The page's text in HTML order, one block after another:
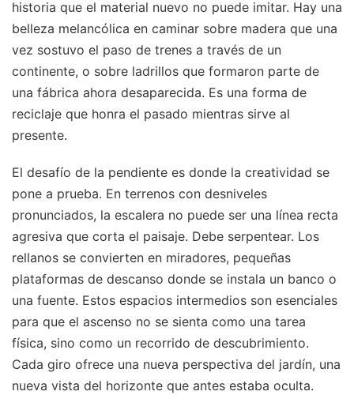
historia que el material nuevo no puede imitar. Hay una
belleza melancólica en caminar sobre madera que una
vez sostuvo el paso de trenes a través de un
continente, o sobre ladrillos que formaron parte de
una fábrica ahora desaparecida. Es una forma de
reciclaje que honra el pasado mientras sirve al
presente.
El desafío de la pendiente es donde la creatividad se
pone a prueba. En terrenos con desniveles
pronunciados, la escalera no puede ser una línea recta
agresiva que corta el paisaje. Debe serpentear. Los
rellanos se convierten en miradores, pequeñas
plataformas de descanso donde se instala un banco o
una fuente. Estos espacios intermedios son esenciales
para que el ascenso no se sienta como una tarea
física, sino como un recorrido de descubrimiento.
Cada giro ofrece una nueva perspectiva del jardín, una
nueva vista del horizonte que antes estaba oculta.